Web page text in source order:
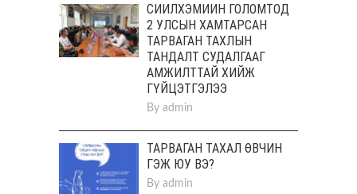
СИЙЛХЭМИЙН ГОЛОМТОД
2 УЛСЫН ХАМТАРСАН
ТАРВАГАН ТАХЛЫН
ТАНДАЛТ СУДАЛГААГ
АМЖИЛТТАЙ ХИЙЖ
ГҮЙЦЭТГЭЛЭЭ
By admin
ТАРВАГАН ТАХАЛ ӨВЧИН
ГЭЖ ЮУ ВЭ?
By admin